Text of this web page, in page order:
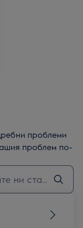
проблеми
проблем по-